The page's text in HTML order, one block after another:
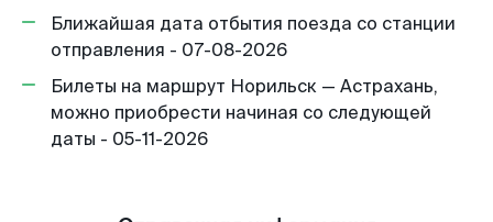
Ближайшая дата отбытия поезда со станции
отправления - 07-08-2026
Билеты на маршрут Норильск — Астрахань,
можно приобрести начиная со следующей
даты - 05-11-2026